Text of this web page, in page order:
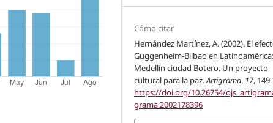
Cómo citar
Hernández Martínez, A. (2002). El
Guggenheim-Bilbao en Latinoamérica:
Medellín ciudad Botero. Un proyecto
cultural para la paz.Artigrama, 17,
https://doi.org/10.26754/
grama.2002178396